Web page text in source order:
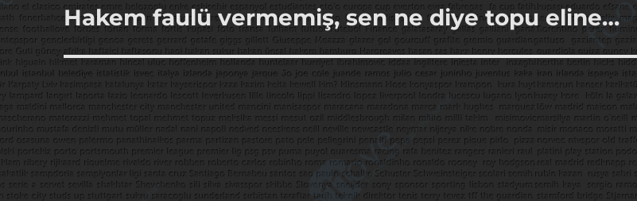
Sonraki
yazı:
Hakem faulü vermemiş, sen ne diye topu eline…